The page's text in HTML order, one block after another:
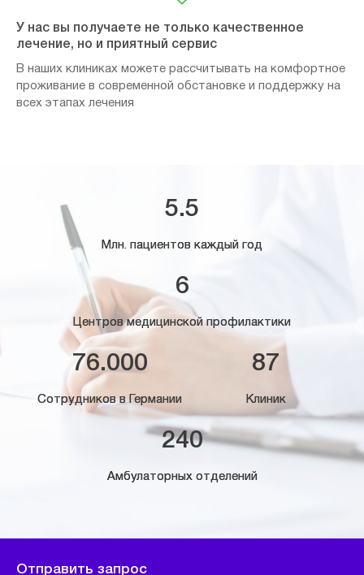
У нас вы получаете не только качественное
лечение, но и приятный сервис
В наших клиниках можете рассчитывать на комфортное
проживание в современной обстановке и поддержку на
всех этапах лечения
5.5
Млн. пациентов каждый год
6
Центров медицинской профилактики
76.000
Сотрудников в Германии
87
Клиник
240
Амбулаторных отделений
Отправить запрос